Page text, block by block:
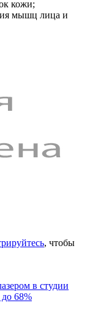
кожи;
мышц лица и
, чтобы
в студии
68%